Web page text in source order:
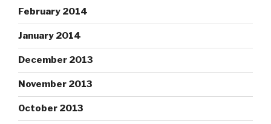
February 2014
January 2014
December 2013
November 2013
October 2013